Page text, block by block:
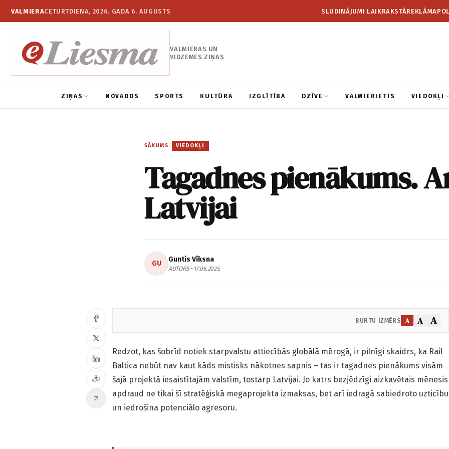
VALMIERACETURTDIENA, 2026. GADA 6. AUGUSTS SLUDINĀJUMI LAIKRAKSTĀREKLĀMA
VALMIERAS UN
VIDZEMES ZIŅAS
ZIŅAS NOVADOS SPORTS KULTŪRA IZGLĪTĪBA DZĪVE VALMIERIETIS VIEDOKĻI
SĀKUMS / VIEDOKĻI
Tagadnes pienākums.
Latvijai
GU Guntis Vīksna
AUTORS • 17.06.2025.
BURTU IZMĒRS A A A
Redzot, kas šobrīd notiek starpvalstu attiecībās globālā mērogā, ir pilnīgi skaidrs, ka Rail
Baltica nebūt nav kaut kāds mistisks nākotnes sapnis – tas ir tagadnes pienākums visām
šajā projektā iesaistītajām valstīm, tostarp Latvijai. Jo katrs bezjēdzīgi aizkavētais mēnesis
apdraud ne tikai šī stratēģiskā megaprojekta izmaksas, bet arī iedragā sabiedroto uzticību
un iedrošina potenciālo agresoru.